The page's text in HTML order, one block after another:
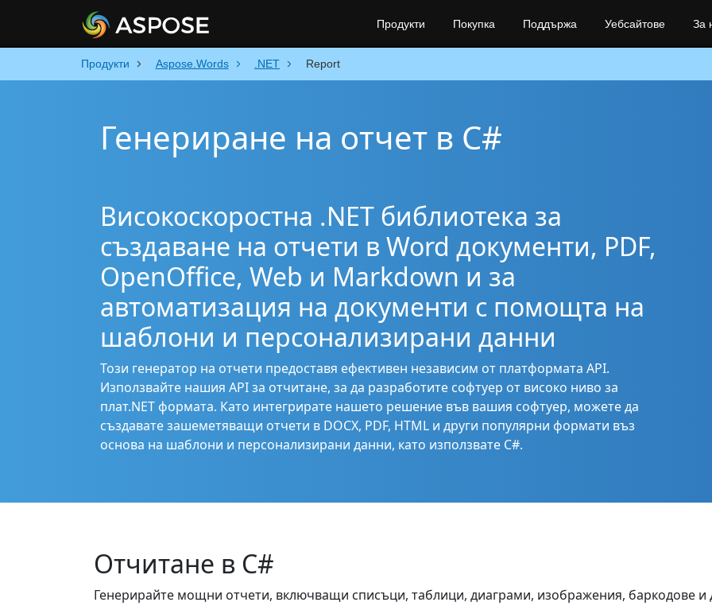
Продукти Aspose.Words .NET Report
Генериране на отчет в C#
Високоскоростна .NET библиотека за
създаване на отчети в Word документи, PDF,
OpenOffice, Web и Markdown и за
автоматизация на документи с помощта на
шаблони и персонализирани данни
Този генератор на отчети предоставя ефективен независим от платформата API.
Използвайте нашия API за отчитане, за да разработите софтуер от високо ниво за
плат.NET формата. Като интегрирате нашето решение във вашия софтуер, можете да
създавате зашеметяващи отчети в DOCX, PDF, HTML и други популярни формати въз
основа на шаблони и персонализирани данни, като използвате C#.
Отчитане в C#
Генерирайте мощни отчети, включващи списъци, таблици, диаграми, изображения, баркодове и
Продукти Покупка Поддържа Уебсайтове За